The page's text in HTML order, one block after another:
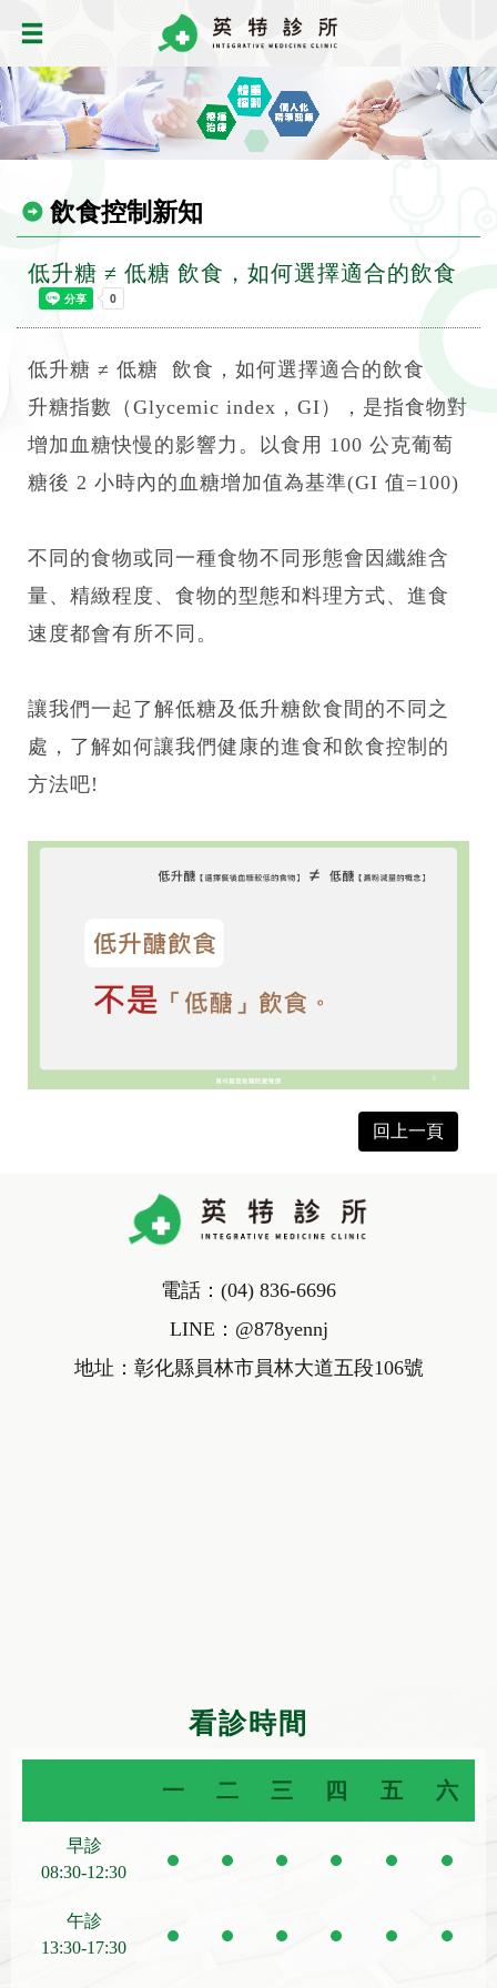
飲食控制新知
低升糖 ≠ 低糖 飲食，如何選擇適合的飲食
低升糖 ≠ 低糖 飲食，如何選擇適合的飲食
升糖指數（Glycemic index，GI），是指食物對
增加血糖快慢的影響力。以食用 100 公克葡萄
糖後 2 小時內的血糖增加值為基準(GI 值=100)
不同的食物或同一種食物不同形態會因纖維含
量、精緻程度、食物的型態和料理方式、進食
速度都會有所不同。
讓我們一起了解低糖及低升糖飲食間的不同之
處，了解如何讓我們健康的進食和飲食控制的
方法吧!
回上一頁
電話： (04) 836-6696
LINE： @878yennj
地址：彰化縣員林市員林大道五段106號
看診時間
一 二 三 四 五 六
早診
08:30-12:30
午診
13:30-17:30